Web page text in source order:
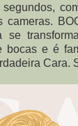
cameras.
se
bocas e é
Cara.